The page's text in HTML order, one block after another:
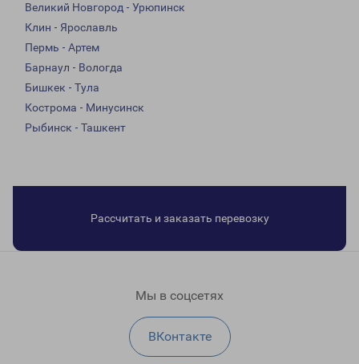
Великий Новгород - Урюпинск
Клин - Ярославль
Пермь - Артем
Барнаул - Вологда
Бишкек - Тула
Кострома - Минусинск
Рыбинск - Ташкент
Рассчитать и заказать перевозку
Мы в соцсетях
ВКонтакте